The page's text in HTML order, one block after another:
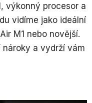
výkonný procesor a
vidíme jako ideální
M1 nebo novější.
nároky a vydrží vám